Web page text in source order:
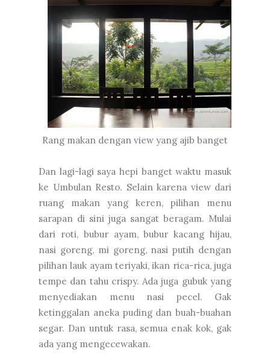
Rang makan dengan view yang ajib banget
Dan lagi-lagi saya hepi banget waktu masuk
ke Umbulan Resto. Selain karena view dari
ruang makan yang keren, pilihan menu
sarapan di sini juga sangat beragam. Mulai
dari roti, bubur ayam, bubur kacang hijau,
nasi goreng, mi goreng, nasi putih dengan
pilihan lauk ayam teriyaki, ikan rica-rica, juga
tempe dan tahu crispy. Ada juga gubuk yang
menyediakan menu nasi pecel. Gak
ketinggalan aneka puding dan buah-buahan
segar. Dan untuk rasa, semua enak kok, gak
ada yang mengecewakan.